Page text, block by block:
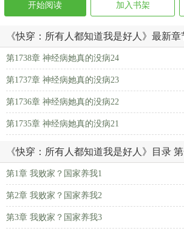
开始阅读 加入书架
《快穿：所有人都知道我是好人》最新章
第1738章 神经病她真的没病24
第1737章 神经病她真的没病23
第1736章 神经病她真的没病22
第1735章 神经病她真的没病21
《快穿：所有人都知道我是好人》目录 第
第1章 我败家？国家养我1
第2章 我败家？国家养我2
第3章 我败家？国家养我3